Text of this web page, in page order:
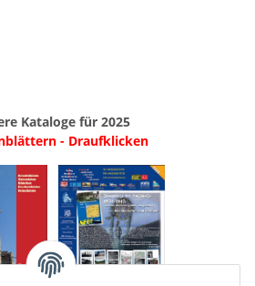
Kataloge für 2025
- Draufklicken
. ..